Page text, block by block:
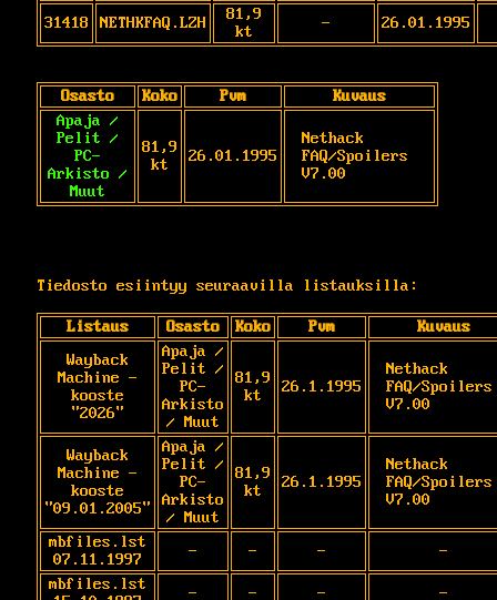
31418
NETHKFAQ.LZH
81,9
kt
- 26.01.1995
Osasto Koko Pvm
Kuvaus
Apaja /
Pelit /
PC-
Arkisto /
Muut
81,9
kt
26.01.1995
Nethack
FAQ/Spoilers
V7.00
Tiedosto esiintyy seuraavilla listauksilla:
Listaus Osasto Koko Pvm
Kuvaus
Wayback
Machine -
kooste
"2026"
Apaja /
Pelit /
PC-
Arkisto
/ Muut
81,9
kt
26.1.1995
Nethack
FAQ/Spoilers
V7.00
Wayback
Machine -
kooste
"09.01.2005"
Apaja /
Pelit /
PC-
Arkisto
/ Muut
81,9
kt
26.1.1995
Nethack
FAQ/Spoilers
V7.00
mbfiles.lst
07.11.1997
- - -
-
mbfiles.lst
- - -
-